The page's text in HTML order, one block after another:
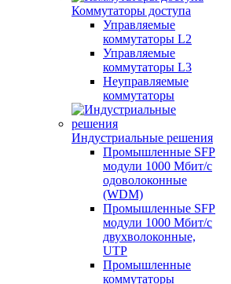
Коммутаторы доступа
Управляемые
коммутаторы L2
Управляемые
коммутаторы L3
Неуправляемые
коммутаторы
Индустриальные решения
Промышленные SFP
модули 1000 Мбит/c
одоволоконные
(WDM)
Промышленные SFP
модули 1000 Мбит/c
двухволоконные,
UTP
Промышленные
коммутаторы